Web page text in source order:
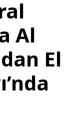
Al
El